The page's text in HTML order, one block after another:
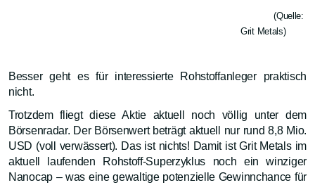
(Quelle:
Grit Metals)
Besser geht es für interessierte Rohstoffanleger praktisch
nicht.
Trotzdem fliegt diese Aktie aktuell noch völlig unter dem
Börsenradar. Der Börsenwert beträgt aktuell nur rund 8,8 Mio.
USD (voll verwässert). Das ist nichts! Damit ist Grit Metals im
aktuell laufenden Rohstoff-Superzyklus noch ein winziger
Nanocap – was eine gewaltige potenzielle Gewinnchance für